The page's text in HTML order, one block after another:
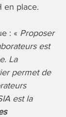
en place.
: « Proposer
est
La
permet de
est la